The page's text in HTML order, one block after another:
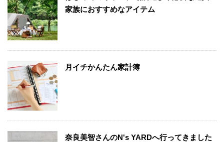
家族におすすめなアイテム
月イチかんたん家計簿
奈良美智さんのN's YARDへ行ってきました